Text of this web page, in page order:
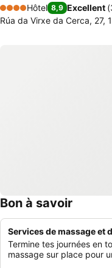
4 Étoiles
Hôtel 8,9 Excellent (
Rúa da Virxe da Cerca, 27,
Bon à savoir
Services de massage et
Termine tes journées en
massage sur place pour